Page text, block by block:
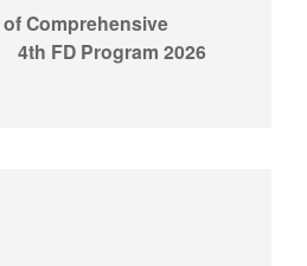
Comprehensive
4th FD Program 2026